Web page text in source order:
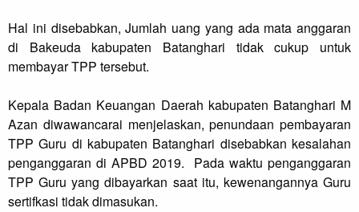
Hal ini disebabkan, Jumlah uang yang ada mata anggaran
di Bakeuda kabupaten Batanghari tidak cukup untuk
membayar TPP tersebut.
Kepala Badan Keuangan Daerah kabupaten Batanghari M
Azan diwawancarai menjelaskan, penundaan pembayaran
TPP Guru di kabupaten Batanghari disebabkan kesalahan
penganggaran di APBD 2019. Pada waktu penganggaran
TPP Guru yang dibayarkan saat itu, kewenangannya Guru
sertifkasi tidak dimasukan.